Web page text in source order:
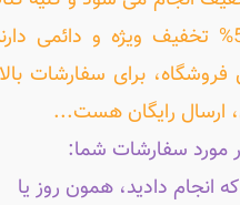
ها تا سقف 50% تخفیف ویژه و دائمی
برای سفارشات
مورد سفارشات شما:
انجام دادید، همون روز یا